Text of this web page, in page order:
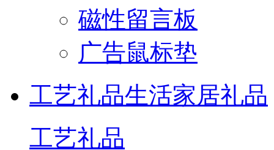
磁性留言板
广告鼠标垫
工艺礼品生活家居礼品
工艺礼品